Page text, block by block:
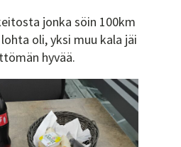
jonka söin 100km
oli, yksi muu kala jäi
hyvää.